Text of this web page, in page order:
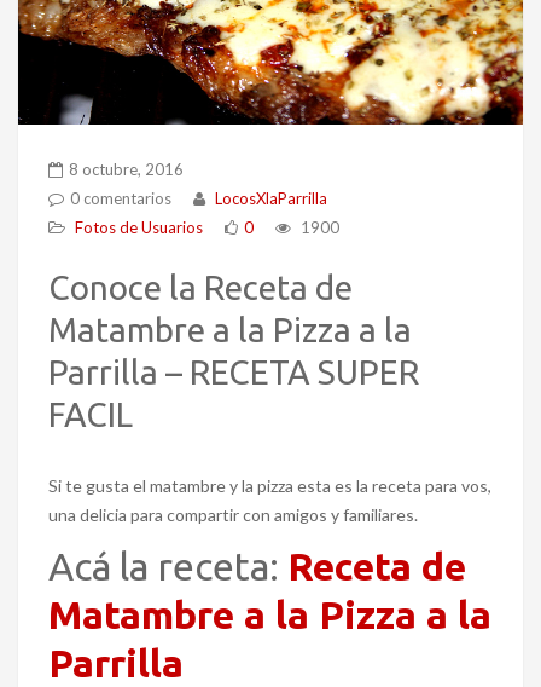
8 octubre, 2016
0 comentarios
LocosXlaParrilla
Fotos de Usuarios
0 1900
Conoce la Receta de
Matambre a la Pizza a la
Parrilla – RECETA SUPER
FACIL
Si te gusta el matambre y la pizza esta es la receta para vos,
una delicia para compartir con amigos y familiares.
Acá la receta: Receta de
Matambre a la Pizza a la
Parrilla